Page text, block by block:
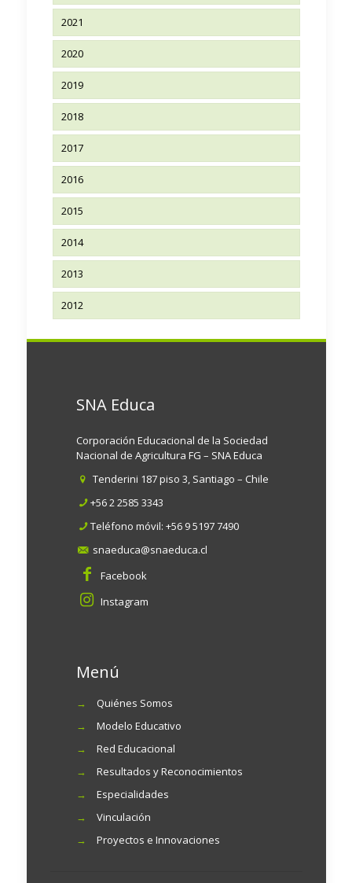
2021
2020
2019
2018
2017
2016
2015
2014
2013
2012
SNA Educa
Corporación Educacional de la Sociedad
Nacional de Agricultura FG – SNA Educa
Tenderini 187 piso 3, Santiago – Chile
+56 2 2585 3343
Teléfono móvil: +56 9 5197 7490
snaeduca@snaeduca.cl
Facebook
Instagram
Menú
→
Quiénes Somos
→
Modelo Educativo
→
Red Educacional
→
Resultados y Reconocimientos
→
Especialidades
→
Vinculación
→
Proyectos e Innovaciones